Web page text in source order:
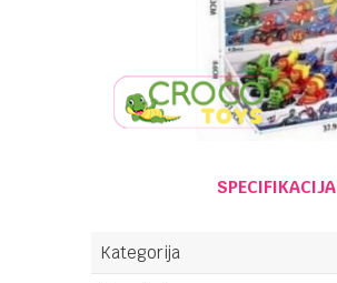
SPECIFIKACIJA
Kategorija